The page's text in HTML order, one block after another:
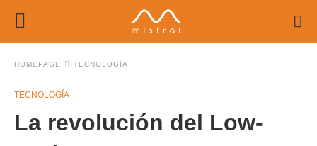
HOMEPAGE TECNOLOGÍA
TECNOLOGÍA
La revolución del Low-